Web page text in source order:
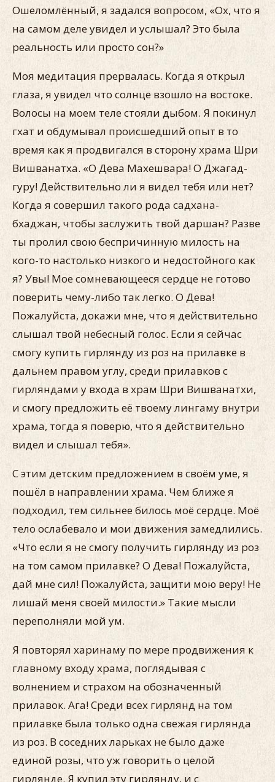
Ошеломлённый, я задался вопросом, «Ох, что я
на самом деле увидел и услышал? Это была
реальность или просто сон?»
Моя медитация прервалась. Когда я открыл
глаза, я увидел что солнце взошло на востоке.
Волосы на моем теле стояли дыбом. Я покинул
гхат и обдумывал происшедший опыт в то
время как я продвигался в сторону храма Шри
Вишванатха. «О Дева Махешвара! О Джагад-
гуру! Действительно ли я видел тебя или нет?
Когда я совершил такого рода садхана-
бхаджан, чтобы заслужить твой даршан? Разве
ты пролил свою беспричинную милость на
кого-то настолько низкого и недостойного как
я? Увы! Мое сомневающееся сердце не готово
поверить чему-либо так легко. О Дева!
Пожалуйста, докажи мне, что я действительно
слышал твой небесный голос. Если я сейчас
смогу купить гирлянду из роз на прилавке в
дальнем правом углу, среди прилавков с
гирляндами у входа в храм Шри Вишванатхи,
и смогу предложить её твоему лингаму внутри
храма, тогда я поверю, что я действительно
видел и слышал тебя».
С этим детским предложением в своём уме, я
пошёл в направлении храма. Чем ближе я
подходил, тем сильнее билось моё сердце. Моё
тело ослабевало и мои движения замедлились.
«Что если я не смогу получить гирлянду из роз
на том самом прилавке? О Дева! Пожалуйста,
дай мне сил! Пожалуйста, защити мою веру! Не
лишай меня своей милости.» Такие мысли
переполняли мой ум.
Я повторял харинаму по мере продвижения к
главному входу храма, поглядывая с
волнением и страхом на обозначенный
прилавок. Ага! Среди всех гирлянд на том
прилавке была только одна свежая гирлянда
из роз. В соседних ларьках не было даже
единой розы, что уж говорить о целой
гирлянде. Я купил эту гирлянду, и с